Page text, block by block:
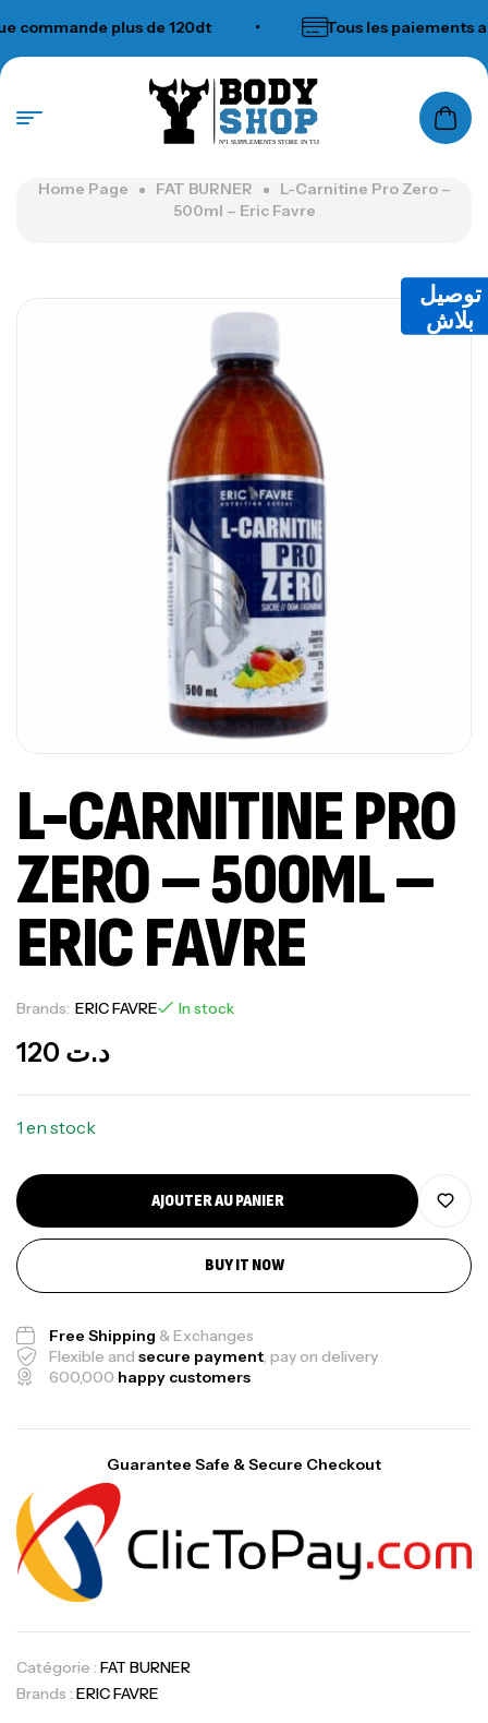
plus de 120dt Tous les paiements
N°1 SUPPLEMENTS STORE IN TUNISIA
Home Page FAT BURNER
L-Carnitine Pro Zero –
500ml – Eric Favre
توصيل
بلاش
L-CARNITINE PRO
ZERO – 500ML –
ERIC FAVRE
Brands: ERIC FAVRE In stock
د.ت
1 en stock
AJOUTER AU PANIER
BUY IT NOW
Free Shipping & Exchanges
Flexible and secure payment, pay on delivery
600,000 happy customers
Guarantee Safe & Secure Checkout
Catégorie : FAT BURNER
Brands : ERIC FAVRE